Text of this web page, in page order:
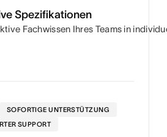
Spezifikationen
Fachwissen Ihres Teams in
SOFORTIGE UNTERSTÜTZUNG
SUPPORT